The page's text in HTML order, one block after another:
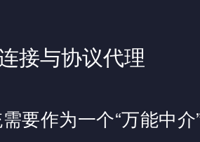
接与协议代理
要作为一个“万能中